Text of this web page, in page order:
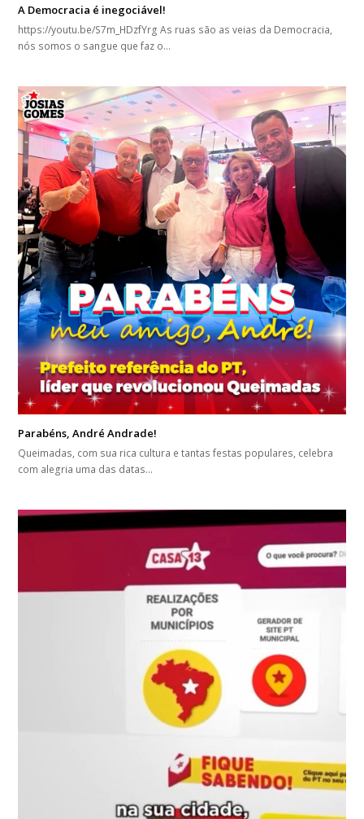
A Democracia é inegociável!
https://youtu.be/S7m_HDzfYrg As ruas são as veias da Democracia,
nós somos o sangue que faz o…
Parabéns, André Andrade!
Queimadas, com sua rica cultura e tantas festas populares, celebra
com alegria uma das datas…